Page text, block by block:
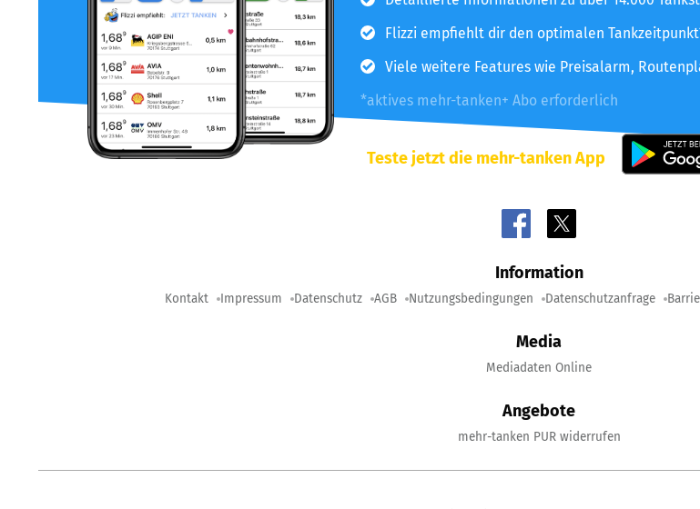
Flizzi empfiehlt dir den optimalen
Viele weitere Features wie Preisalarm,
*aktives mehr-tanken+ Abo erforderlich
Teste jetzt die mehr-tanken App
Information
Kontakt Impressum Datenschutz AGB Nutzungsbedingungen Datenschutzanfrage
Media
Mediadaten Online
Angebote
mehr-tanken PUR widerrufen